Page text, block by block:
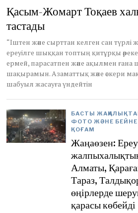
a
5
2
0
2
2
Қасым-Жомарт Тоқаев
тастады
“Іштен және сырттан келген сан түрлі
ереуілге шыққан топтың қитұрқы
ермей, парасатпен және ақылмен ғана
шақырамын. Азаматтық және әскери
шабуыл жасауға үндейтін
БАСТЫ
ФОТО ЖӘНЕ БЕЙНЕ
ҚОҒАМ
Жаңаөзен:
Алматы,
Тараз,
өңірлерде
қарасы көбейді